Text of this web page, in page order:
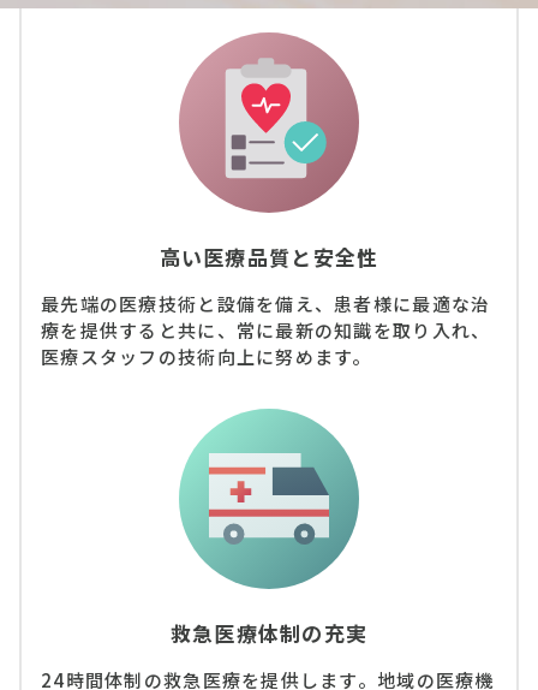
高い医療品質と安全性
最先端の医療技術と設備を備え、患者様に最適な治
療を提供すると共に、常に最新の知識を取り入れ、
医療スタッフの技術向上に努めます。
救急医療体制の充実
24時間体制の救急医療を提供します。地域の医療機